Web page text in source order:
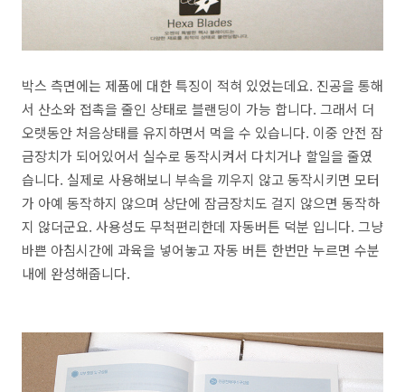
박스 측면에는 제품에 대한 특징이 적혀 있었는데요. 진공을 통해
서 산소와 접촉을 줄인 상태로 블랜딩이 가능 합니다. 그래서 더
오랫동안 처음상태를 유지하면서 먹을 수 있습니다. 이중 안전 잠
금장치가 되어있어서 실수로 동작시켜서 다치거나 할일을 줄였
습니다. 실제로 사용해보니 부속을 끼우지 않고 동작시키면 모터
가 아예 동작하지 않으며 상단에 잠금장치도 걸지 않으면 동작하
지 않더군요. 사용성도 무척편리한데 자동버튼 덕분 입니다. 그냥
바쁜 아침시간에 과육을 넣어놓고 자동 버튼 한번만 누르면 수분
내에 완성해줍니다.